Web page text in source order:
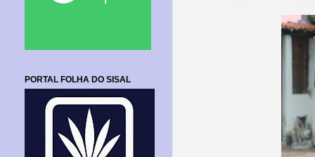
PORTAL FOLHA DO SISAL